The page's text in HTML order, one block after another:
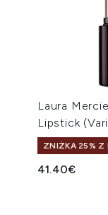
Laura
Lipstick
ZNIŻKA 25% Z
41.40€